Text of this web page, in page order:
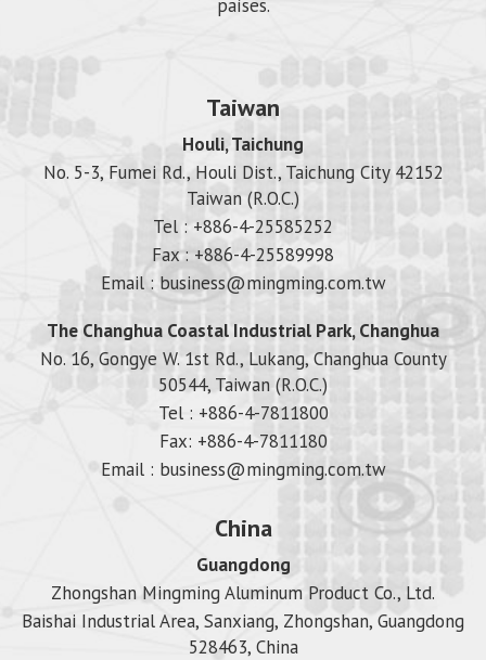
países.
Taiwan
Houli, Taichung
No. 5-3, Fumei Rd., Houli Dist., Taichung City 42152
Taiwan (R.O.C.)
Tel : +886-4-25585252
Fax : +886-4-25589998
Email : business@mingming.com.tw
The Changhua Coastal Industrial Park, Changhua
No. 16, Gongye W. 1st Rd., Lukang, Changhua County
50544, Taiwan (R.O.C.)
Tel : +886-4-7811800
Fax: +886-4-7811180
Email : business@mingming.com.tw
China
Guangdong
Zhongshan Mingming Aluminum Product Co., Ltd.
Baishai Industrial Area, Sanxiang, Zhongshan, Guangdong
528463, China